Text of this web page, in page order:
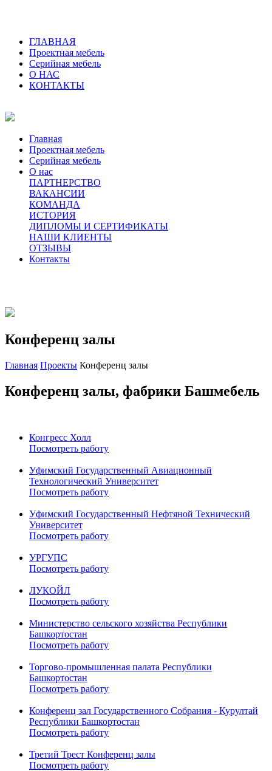
ГЛАВНАЯ
Проектная мебель
Серийная мебель
О НАС
КОНТАКТЫ
Главная
Проектная мебель
Серийная мебель
О нас
ПАРТНЕРСТВО
ВАКАНСИИ
КОМАНДА
ИСТОРИЯ
ДИПЛОМЫ И СЕРТИФИКАТЫ
НАШИ КЛИЕНТЫ
ОТЗЫВЫ
Контакты
Конференц залы
Главная Проекты Конференц залы
Конференц залы, фабрики Башмебель
Конгресс Холл
Посмотреть работу
Уфимский Государственный Авиационный
Технологический Университет
Посмотреть работу
Уфимский Государственный Нефтяной Технический
Университет
Посмотреть работу
УРГУПС
Посмотреть работу
ЛУКОЙЛ
Посмотреть работу
Министерство сельского хозяйства Республики
Башкортостан
Посмотреть работу
Торгово-промышленная палата Республики
Башкортостан
Посмотреть работу
Конференц зал Государственного Собрания - Курултай
Республики Башкортостан
Посмотреть работу
Третий Трест Конференц залы
Посмотреть работу